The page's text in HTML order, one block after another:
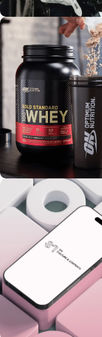
MARGESHERWOOD
ON Optimum Nutrition